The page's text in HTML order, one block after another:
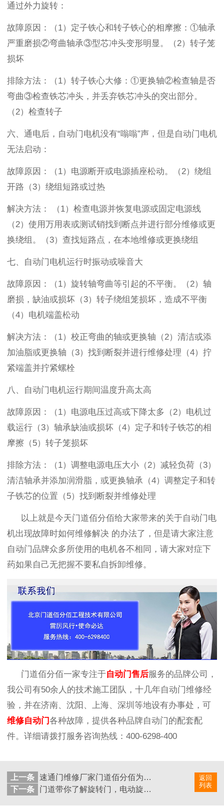
通过外力旋转 ：
故障原因：（1）定子铁心和转子铁心的相摩擦： ①轴承
严重磨损②弯曲轴承③型芯冲头变形明显。（2）转子笼
损坏
排除方法：（1）转子铁心大修： ①更换轴②检查轴是否
弯曲③检查铁芯冲头，并丢弃铁芯冲头的突出部分。
（2）检查转子
六、 通电后， 自动门电机没有“嗡嗡”声，但是自动门电机
无法启动 ：
故障原因：（1）电源断开或电源插座松动。（2）绕组
开路（3）绕组短路或过热
解决方法： （1）检查电源并恢复电源或固定电源线
（2）使用万用表或测试销找到断点并进行部分维修或更
换绕组。（3）查找短路点，在本地维修或更换绕组
七、自动门电机运行时振动或噪音大
故障原因：（1）旋转轴弯曲等引起的不平衡。（2）轴
磨损，缺油或损坏（3）转子绕组笼损坏，造成不平衡
（4）电机端盖松动
解决方法：（1）校正弯曲的轴或更换轴（2）清洁或添
加油脂或更换轴（3）找到断裂并进行维修处理（4）拧
紧端盖并拧紧螺栓
八、自动门电机运行期间温度升高太高
故障原因：（1）电源电压过高或下降太多（2）电机过
载运行（3）轴承缺油或损坏（4）定子和转子铁芯的相
摩擦（5）转子笼损坏
排除方法：（1）调整电源电压大小（2）减轻负荷（3）
清洁轴承并添加润滑脂，或更换轴承（4）调整定子和转
子铁芯的位置（5）找到断裂并维修处理
以上就是今天门道佰分佰给大家带来的关于自动门电
机出现故障时如何维修解决 的办法了，但是请大家注意
自动门品牌众多所使用的电机各不相同，请大家对症下
药如果自己无把握不要私自拆卸维修。
门道佰分佰一家专注于自动门售后服务的品牌公司，
我公司有50余人的技术施工团队，十几年自动门维修经
验，并在济南、沈阳、上海、深圳等地设有办事处， 可
维修自动门各种故障，提供各种品牌自动门的配套配
件。 详细请拨打服务咨询热线： 400-6298-400
返回
列表
上一条
速通门维修厂家门道佰分佰为你解答速通门通行原理
下一条
门道带你了解旋转门，电动旋转门控制系统揭秘